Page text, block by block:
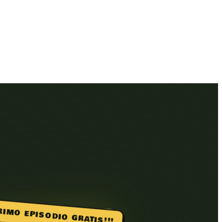
EPISODIO GRATIS!!!